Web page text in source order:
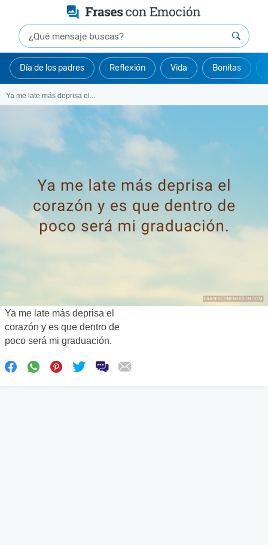
Día de los padres Reflexión Vida Bonitas
Ya me late más deprisa el...
Ya me late más deprisa el
corazón y es que dentro de
poco será mi graduación.